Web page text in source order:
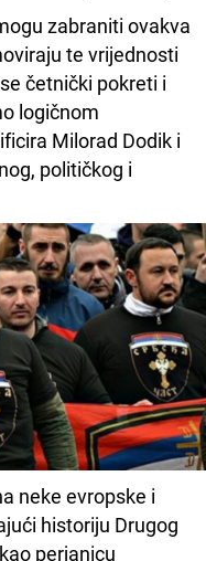
zabraniti ovakva
te vrijednosti
četnički pokreti i
logičnom
Milorad Dodik i
političkog i
neke evropske i
historiju Drugog
perjanicu